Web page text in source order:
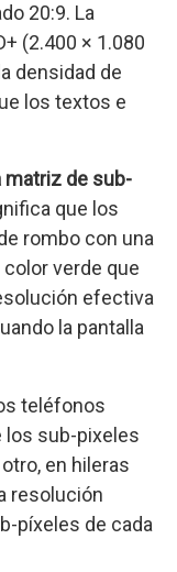
20:9. La
(2.400 × 1.080
densidad de
los textos e
matriz de sub-
que los
rombo con una
verde que
efectiva
la pantalla
teléfonos
los sub-pixeles
en hileras
resolución
píxeles de cada